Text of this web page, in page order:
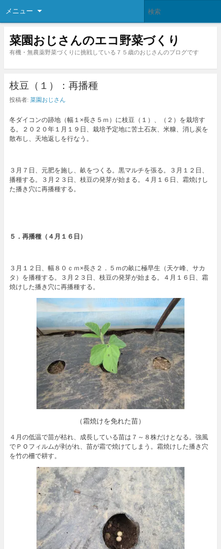
メニュー
菜園おじさんのエコ野菜づくり
有機・無農薬野菜づくりに挑戦している７５歳のおじさんのブログです
枝豆（１）：再播種
投稿者: 菜園おじさん
冬ダイコンの跡地（幅１×長さ５ｍ）に枝豆（１）、（２）を栽培す
る。２０２０年１月１９日、栽培予定地に苦土石灰、米糠、消し炭を
散布し、天地返しを行なう。
３月７日、元肥を施し、畝をつくる。黒マルチを張る。３月１２日、
播種する。３月２３日、枝豆の発芽が始まる。４月１６日、霜焼けし
た播き穴に再播種する。
５．再播種（４月１６日）
３月１２日、幅８０ｃｍ×長さ２．５ｍの畝に極早生（天ケ峰、サカ
タ）を播種する。３月２３日、枝豆の発芽が始まる。４月１６日、霜
焼けした播き穴に再播種する。
（霜焼けを免れた苗）
４月の低温で苗が枯れ、成長している苗は７～８株だけとなる。強風
でＰＯフィルムが剥がれ、苗が霜で焼けてしまう。霜焼けした播き穴
を竹の柵で耕す。